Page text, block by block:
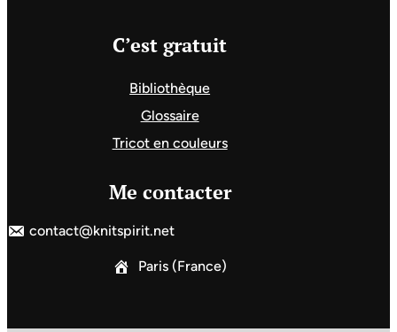
C’est gratuit
Bibliothèque
Glossaire
Tricot en couleurs
Me contacter
contact@knitspirit.net
Paris (France)